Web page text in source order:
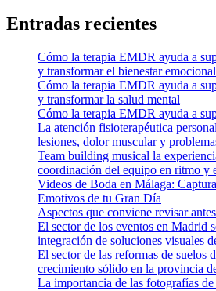
Entradas recientes
Cómo la terapia EMDR ayuda a
y transformar el bienestar emocional
Cómo la terapia EMDR ayuda a
y transformar la salud mental
Cómo la terapia EMDR ayuda a
La atención fisioterapéutica
lesiones, dolor muscular y
Team building musical la
coordinación del equipo en ritmo y
Videos de Boda en Málaga:
Emotivos de tu Gran Día
Aspectos que conviene revisar
El sector de los eventos en Madrid
integración de soluciones visuales
El sector de las reformas de suelos
crecimiento sólido en la provincia
La importancia de las fotografías